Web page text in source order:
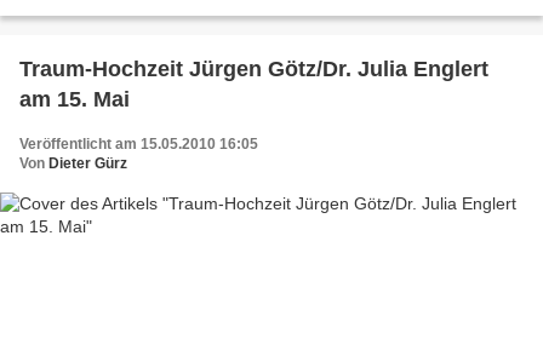
Traum-Hochzeit Jürgen Götz/Dr. Julia Englert
am 15. Mai
Veröffentlicht am 15.05.2010 16:05
Von Dieter Gürz